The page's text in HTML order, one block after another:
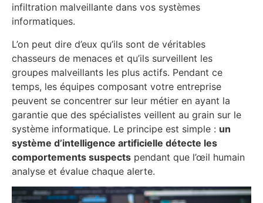
infiltration malveillante dans vos systèmes
informatiques.
L’on peut dire d’eux qu’ils sont de véritables
chasseurs de menaces et qu’ils surveillent les
groupes malveillants les plus actifs. Pendant ce
temps, les équipes composant votre entreprise
peuvent se concentrer sur leur métier en ayant la
garantie que des spécialistes veillent au grain sur le
système informatique. Le principe est simple : un
système d’intelligence artificielle détecte les
comportements suspects pendant que l’œil humain
analyse et évalue chaque alerte.